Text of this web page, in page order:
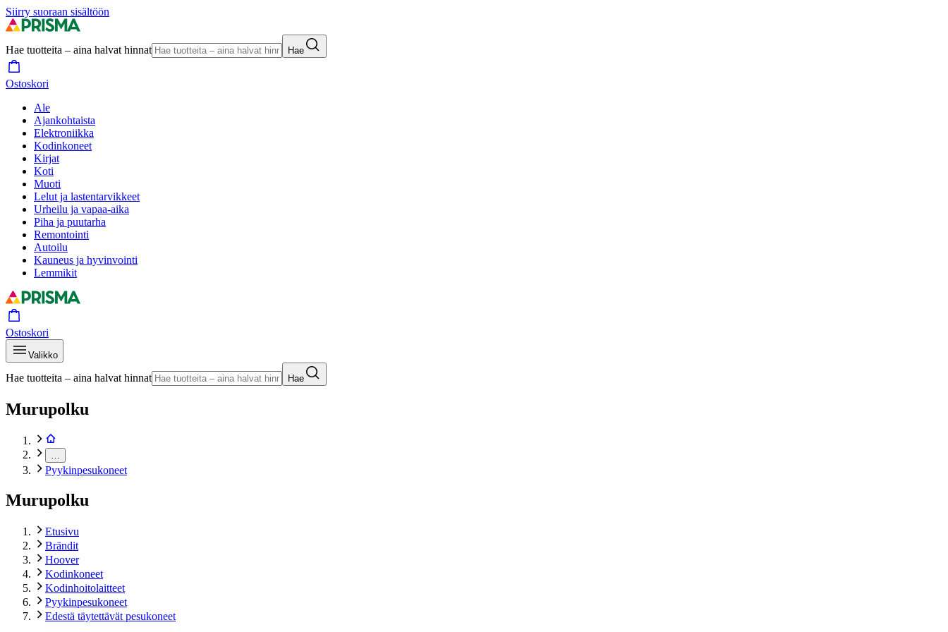
Siirry suoraan sisältöön
Hae tuotteita – aina halvat hinnat Hae
Ostoskori
Ale
Ajankohtaista
Elektroniikka
Kodinkoneet
Kirjat
Koti
Muoti
Lelut ja lastentarvikkeet
Urheilu ja vapaa-aika
Piha ja puutarha
Remontointi
Autoilu
Kauneus ja hyvinvointi
Lemmikit
Ostoskori
Valikko
Hae tuotteita – aina halvat hinnat Hae
Murupolku
Pyykinpesukoneet
Murupolku
Etusivu
Brändit
Hoover
Kodinkoneet
Kodinhoitolaitteet
Pyykinpesukoneet
Edestä täytettävät pesukoneet